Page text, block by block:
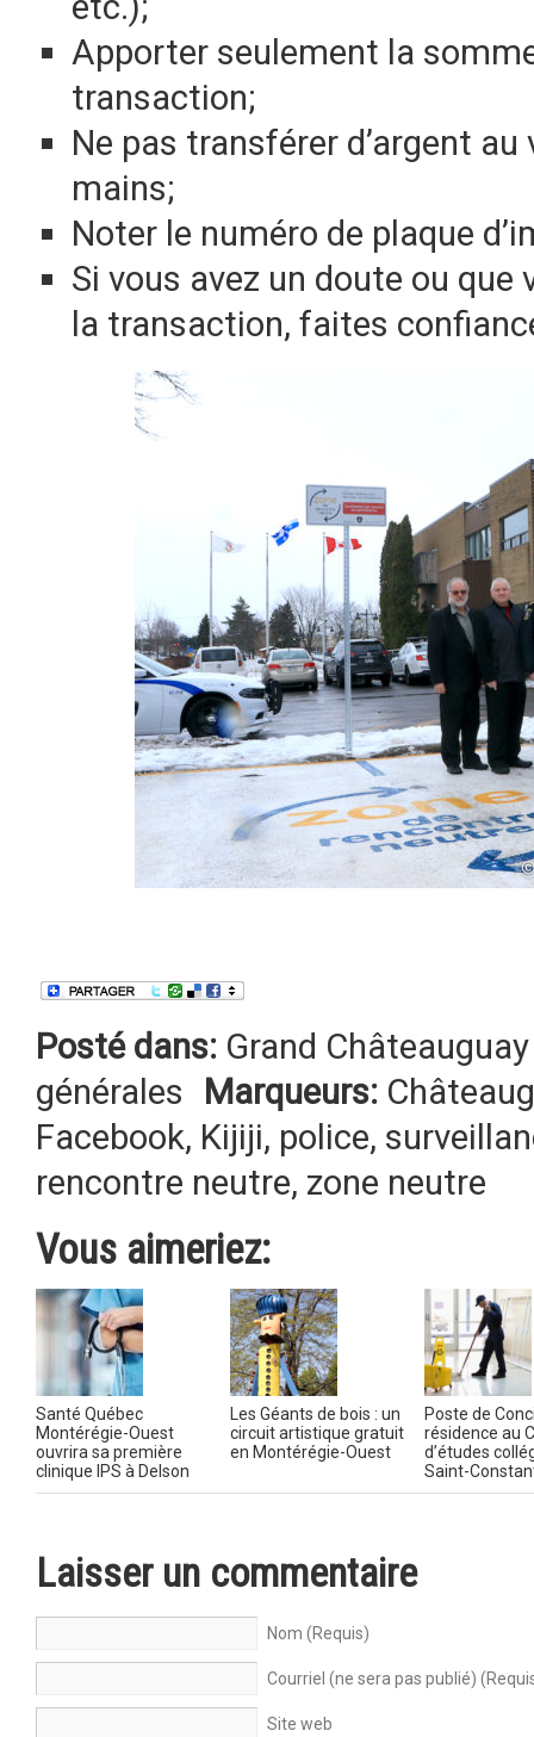
Apporter seulement la
transaction;
Ne pas transférer d’argent au
mains;
Noter le numéro de plaque
Si vous avez un doute ou que
la transaction, faites
Posté dans: Grand
générales
Marqueurs:
Facebook, Kijiji, police,
rencontre neutre, zone neutre
Vous aimeriez:
Santé Québec
Montérégie-Ouest
ouvrira sa première
clinique IPS à Delson
Les Géants de bois : un
circuit artistique gratuit
en Montérégie-Ouest
Poste de
résidence au
d’études
Saint-
Laisser un commentaire
Nom (Requis)
Courriel (ne sera pas publié)
Site web